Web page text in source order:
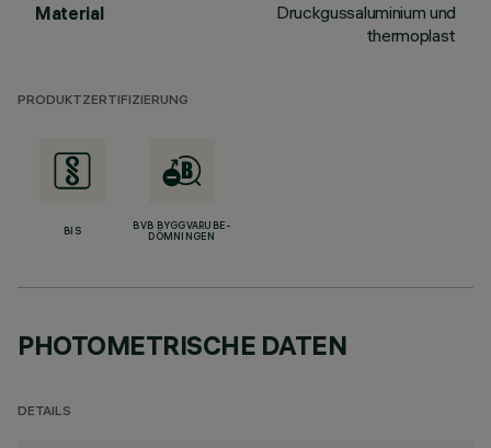
Material
Druckgussaluminium und
thermoplast
PRODUKTZERTIFIZIERUNG
BIS
BVB BYGGVARUBE-
DÖMNINGEN
PHOTOMETRISCHE DATEN
DETAILS